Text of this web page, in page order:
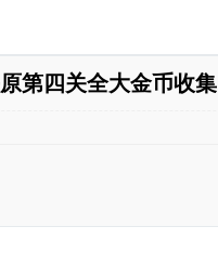
第四关全大金币收集